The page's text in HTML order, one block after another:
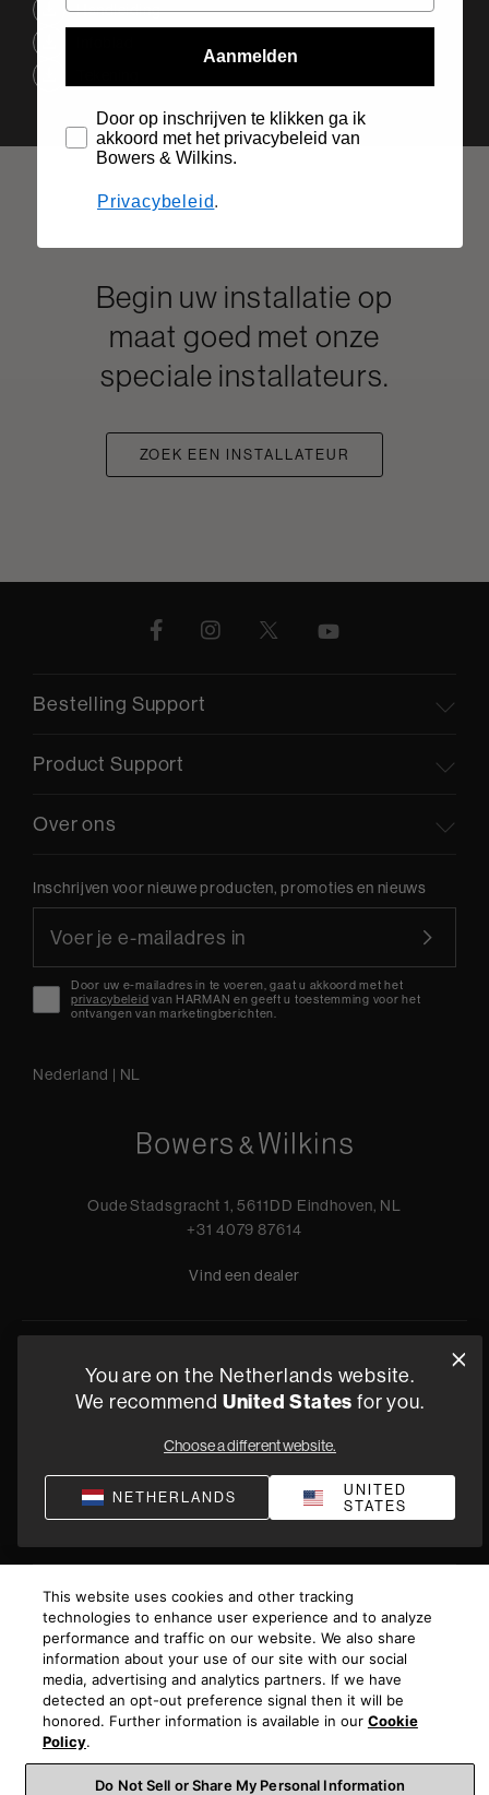
Handleiding
Begin uw installatie op
maat goed met onze
speciale installateurs.
ZOEK EEN INSTALLATEUR
Bestelling Support
Product Support
Over ons
Inschrijven voor nieuwe producten, promoties en nieuws
Door uw e-mailadres in te voeren, gaat u akkoord met het
privacybeleid van HARMAN en geeft u toestemming voor het
ontvangen van marketingberichten.
Nederland | NL
Oude Stadsgracht 1, 5611DD Eindhoven, NL
+31 4079 87614
Vind een dealer
Privacyverklaring Verkoopvoorwaarden
Compliance
Algemene Leveringsvoorwaarden
Harman International Industries, Incorporated. All
You are on the Netherlands website.
We recommend United States for you.
Choose a different website.
NETHERLANDS
UNITED
STATES
This website uses cookies and other tracking
technologies to enhance user experience and to analyze
performance and traffic on our website. We also share
information about your use of our site with our social
media, advertising and analytics partners. If we have
detected an opt-out preference signal then it will be
honored. Further information is available in our Cookie
Policy.
Do Not Sell or Share My Personal Information
Aanmelden
Door op inschrijven te klikken ga ik
akkoord met het privacybeleid van
Bowers & Wilkins.
Privacybeleid.